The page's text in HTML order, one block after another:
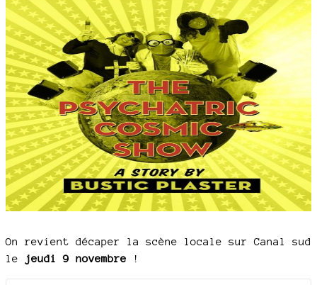
On revient décaper la scène locale sur Canal sud
le
jeudi 9 novembre !